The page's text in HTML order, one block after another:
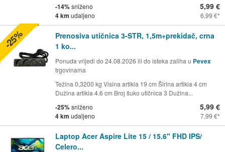
-14%sniženo
4 km udaljeno
5,99 €
6,99 €
Prenosiva utičnica 3-STR, 1,5m+prekidač, crna
1 ko...
Ponuda vrijedi do 24.08.2026 ili do isteka zaliha u Pevex
trgovinama
Težina 0,3200 kg Visina artikla 19 cm Širina artikla 4 cm
Dužina artikla 4.6 cm Broj šuko utičnica 3 Dužina...
-25%sniženo
4 km udaljeno
5,99 €
7,99 €
-25%
Laptop Acer Aspire Lite 15 / 15.6" FHD IPS/
Celero...